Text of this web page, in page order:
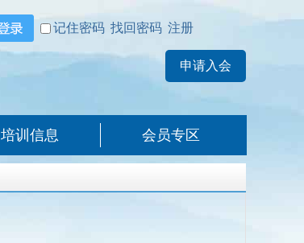
记住密码 找回密码 注册
培训信息 会员专区